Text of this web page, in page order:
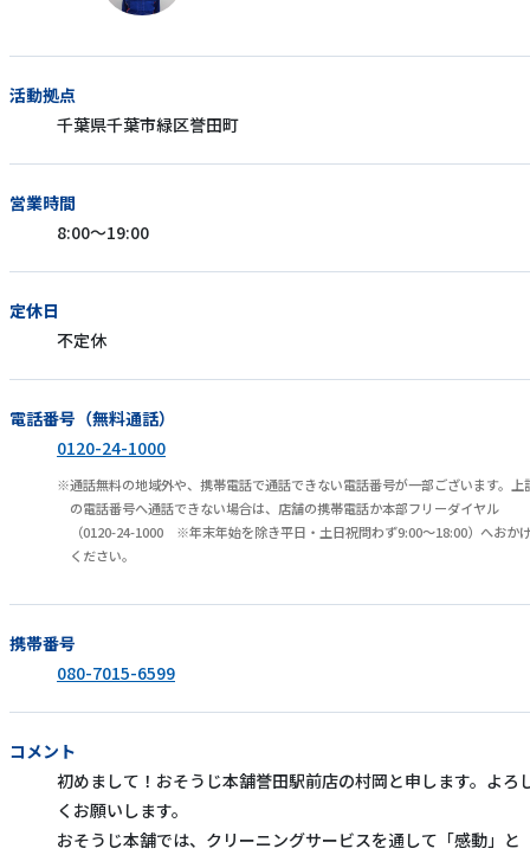
活動拠点
千葉県千葉市緑区誉田町
営業時間
8:00～19:00
定休日
不定休
電話番号（無料通話）
0120-24-1000
通話無料の地域外や、携帯電話で通話できない電話番号が一部ございます。上
の電話番号へ通話できない場合は、店舗の携帯電話か本部フリーダイヤル
（0120-24-1000 ※年末年始を除き平日・土日祝問わず9:00～18:00）へおか
ください。
携帯番号
080-7015-6599
コメント
初めまして！おそうじ本舗誉田駅前店の村岡と申します。よろ
くお願いします。
おそうじ本舗では、クリーニングサービスを通して「感動」と